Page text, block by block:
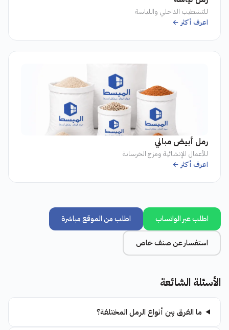
للتشطيب الداخلي واللياسة
اعرف أكثر ←
رمل أبيض مباني
للأعمال الإنشائية ومزج الخرسانة
اعرف أكثر ←
اطلب عبر الواتساب اطلب من الموقع مباشرة
استفسار عن صنف خاص
الأسئلة الشائعة
ما الفرق بين أنواع الرمل المختلفة؟